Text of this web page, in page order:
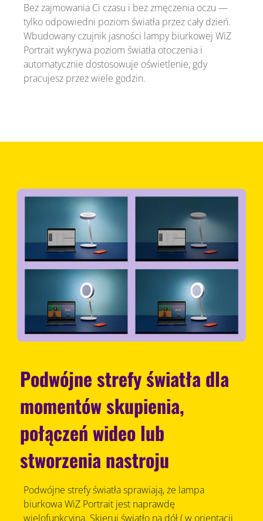
Bez zajmowania Ci czasu i bez zmęczenia oczu —
tylko odpowiedni poziom światła przez cały dzień.
Wbudowany czujnik jasności lampy biurkowej WiZ
Portrait wykrywa poziom światła otoczenia i
automatycznie dostosowuje oświetlenie, gdy
pracujesz przez wiele godzin.
Podwójne strefy światła dla
momentów skupienia,
połączeń wideo lub
stworzenia nastroju
Podwójne strefy światła sprawiają, że lampa
biurkowa WiZ Portrait jest naprawdę
wielofunkcyjna. Skieruj światło na dół ( w orientacji